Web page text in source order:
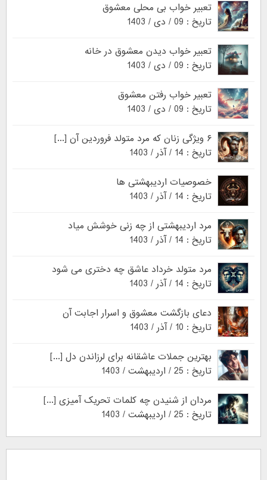
تعبیر خواب بی محلی معشوق
تاریخ : 09 / دی / 1403
تعبیر خواب دیدن معشوق در خانه
تاریخ : 09 / دی / 1403
تعبیر خواب رفتن معشوق
تاریخ : 09 / دی / 1403
۶ ویژگی زنان که مرد متولد فروردین آن [...]
تاریخ : 14 / آذر / 1403
خصوصیات اردیبهشتی ها
تاریخ : 14 / آذر / 1403
مرد اردیبهشتی از چه زنی خوشش میاد
تاریخ : 14 / آذر / 1403
مرد متولد خرداد عاشق چه دختری می شود
تاریخ : 14 / آذر / 1403
دعای بازگشت معشوق و اسرار اجابت آن
تاریخ : 10 / آذر / 1403
بهترین جملات عاشقانه برای لرزاندن دل [...]
تاریخ : 25 / اردیبهشت / 1403
مردان از شنیدن چه کلمات تحریک آمیزی [...]
تاریخ : 25 / اردیبهشت / 1403